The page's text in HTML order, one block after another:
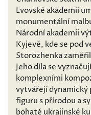
Lvovské akademii
monumentální
Národní akademii
Kyjevě, kde se pod
Storozhenka
Jeho díla se
komplexními
vytvářejí dynamický
figuru s přírodou a
bohaté ukrajinské